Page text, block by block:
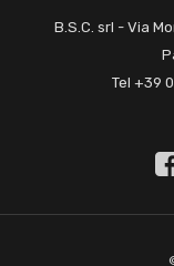
B.S.C. srl - Via
Tel +39